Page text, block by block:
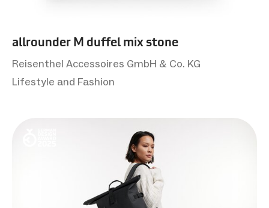
allrounder M duffel mix stone
Reisenthel Accessoires GmbH & Co. KG
Lifestyle and Fashion